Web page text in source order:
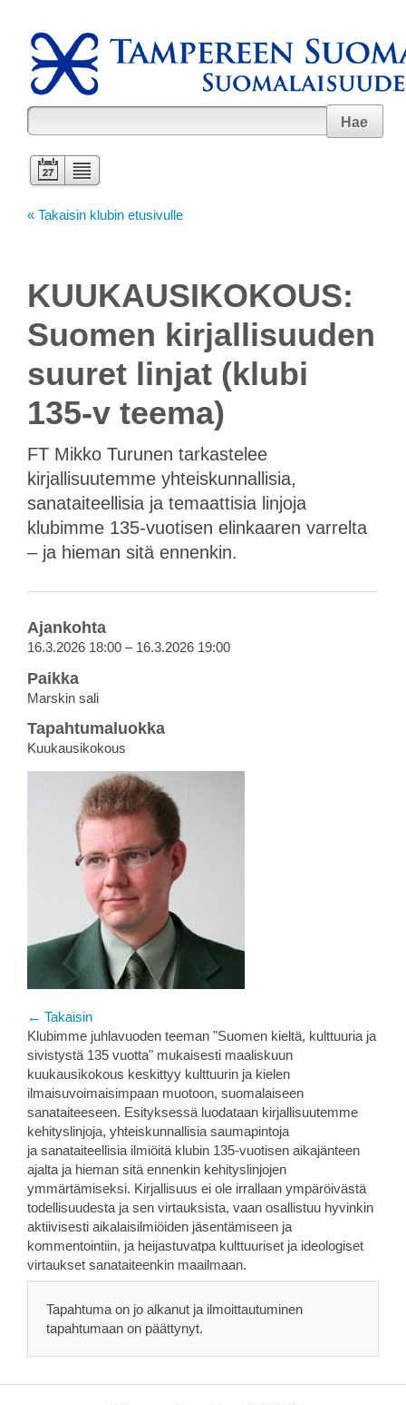
Hae
« Takaisin klubin etusivulle
KUUKAUSIKOKOUS:
Suomen kirjallisuuden
suuret linjat (klubi
135-v teema)
FT Mikko Turunen tarkastelee
kirjallisuutemme yhteiskunnallisia,
sanataiteellisia ja temaattisia linjoja
klubimme 135-vuotisen elinkaaren varrelta
– ja hieman sitä ennenkin.
Ajankohta
16.3.2026 18:00 – 16.3.2026 19:00
Paikka
Marskin sali
Tapahtumaluokka
Kuukausikokous
← Takaisin
Klubimme juhlavuoden teeman "Suomen kieltä, kulttuuria ja
sivistystä 135 vuotta" mukaisesti maaliskuun
kuukausikokous keskittyy kulttuurin ja kielen
ilmaisuvoimaisimpaan muotoon, suomalaiseen
sanataiteeseen. Esityksessä luodataan kirjallisuutemme
kehityslinjoja, yhteiskunnallisia saumapintoja
ja sanataiteellisia ilmiöitä klubin 135-vuotisen aikajänteen
ajalta ja hieman sitä ennenkin kehityslinjojen
ymmärtämiseksi. Kirjallisuus ei ole irrallaan ympäröivästä
todellisuudesta ja sen virtauksista, vaan osallistuu hyvinkin
aktiivisesti aikalaisilmiöiden jäsentämiseen ja
kommentointiin, ja heijastuvatpa kulttuuriset ja ideologiset
virtaukset sanataiteenkin maailmaan.
Tapahtuma on jo alkanut ja ilmoittautuminen
tapahtumaan on päättynyt.